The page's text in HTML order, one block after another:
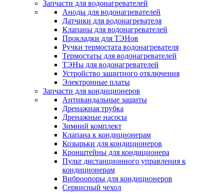
Запчасти для водонагревателей
Аноды для водонагревателей
Датчики для водонагревателя
Клапаны для водонагревателей
Прокладки для ТЭНов
Ручки термостата водонагревателя
Термостаты для водонагревателей
ТЭНы для водонагревателей
Устройство защитного отключения
Электронные платы
Запчасти для кондиционеров
Антивандальные защиты
Дренажная трубка
Дренажные насосы
Зимний комплект
Клапана к кондиционерам
Козырьки для кондиционеров
Кронштейны для кондиционера
Пульт дистанционного управления к
кондиционерам
Виброопоры для кондиционеров
Сервисный чехол